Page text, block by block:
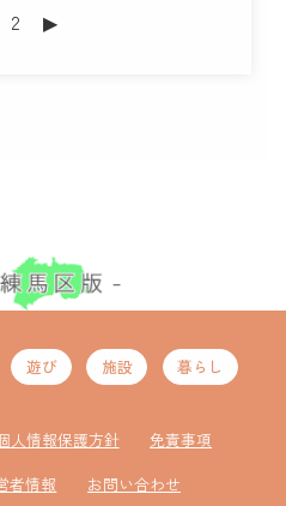
2 ▶︎
遊び 施設 暮らし
人情報保護方針
免責事項
者情報 お問い合わせ